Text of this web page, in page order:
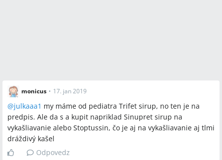
monicus • 17. jan 2019
@julkaaa1 my máme od pediatra Trifet sirup, no ten je na
predpis. Ale da s a kupit napriklad Sinupret sirup na
vykašliavanie alebo Stoptussin, čo je aj na vykašliavanie aj tlmi
dráždivý kašel
Odpovedz